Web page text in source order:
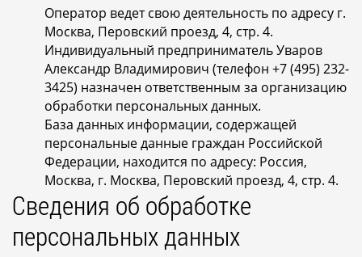
Оператор ведет свою деятельность по адресу г.
Москва, Перовский проезд, 4, стр. 4.
Индивидуальный предприниматель Уваров
Александр Владимирович (телефон +7 (495) 232-
3425) назначен ответственным за организацию
обработки персональных данных.
База данных информации, содержащей
персональные данные граждан Российской
Федерации, находится по адресу: Россия,
Москва, г. Москва, Перовский проезд, 4, стр. 4.
Сведения об обработке
персональных данных